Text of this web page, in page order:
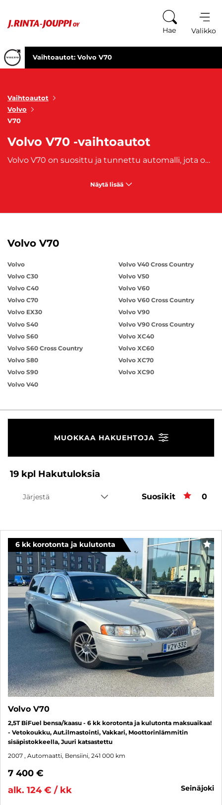
Hae Valikko
Vaihtoautot: Volvo V70
Vaihtoautot
Volvo
V70
Volvo V70 -vaihtoautot
Volvo V70 on suosittu ja tunnettu automalli, jota on valmistettu vuosien 1996 ja 2016 välillä. Se on farmariauto, joka sopii matkalle kuin matkalle, ja on parhaimmillaan matka-ajossa. Tilava tavaratila takaa myös sen, että tavaraa mahtuu mukaan pidemmällekkin matkalle. Vuosien saatossa V70:stä on luotu kaksi päivitettyä sukupolvea, vuosina 2000 ja 2007, jolloin automalli koki selkeät muutokset ulkonäköönsä, säilyttäen kuitenkin klassikkoon kuuluvan arvokkuutensa.
Näytä lisää
Volvo V70
Volvo
Volvo C30
Volvo C40
Volvo C70
Volvo EX30
Volvo S40
Volvo S60
Volvo S60 Cross Country
Volvo S80
Volvo S90
Volvo V40
Volvo V40 Cross Country
Volvo V50
Volvo V60
Volvo V60 Cross Country
Volvo V90
Volvo V90 Cross Country
Volvo XC40
Volvo XC60
Volvo XC70
Volvo XC90
MUOKKAA HAKUEHTOJA
19 kpl Hakutuloksia
Järjestä Suosikit 0
6 kk korotonta ja kulutonta
Volvo V70
2,5T BiFuel bensa/kaasu - 6 kk korotonta ja kulutonta maksuaikaa!
- Vetokoukku, Aut.ilmastointi, Vakkari, Moottorinlämmitin
sisäpistokkeella, Juuri katsastettu
2007 , Automaatti, Bensiini, 241 000 km
7 400 €
alk. 124 € / kk
seinäjoki